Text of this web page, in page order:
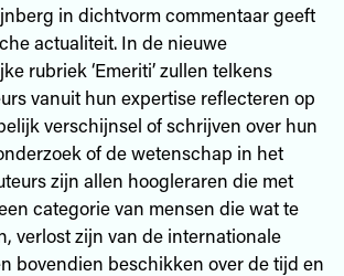
in dichtvorm commentaar geeft
actualiteit. In de nieuwe
rubriek ‘Emeriti’ zullen telkens
vanuit hun expertise reflecteren op
verschijnsel of schrijven over hun
of de wetenschap in het
zijn allen hoogleraren die met
categorie van mensen die wat te
verlost zijn van de internationale
bovendien beschikken over de tijd en